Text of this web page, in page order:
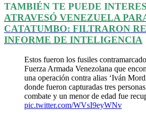
TAMBIÉN TE PUEDE
ATRAVESÓ VENEZUELA
CATATUMBO: FILTRARON
INFORME DE INTELIGENCIA
Estos fueron los fusiles
Fuerza Armada Venezolana que
una operación contra alias ‘Iván
donde fueron capturadas tres
combate y un menor de edad fue
pic.twitter.com/WVsI9eyWNv